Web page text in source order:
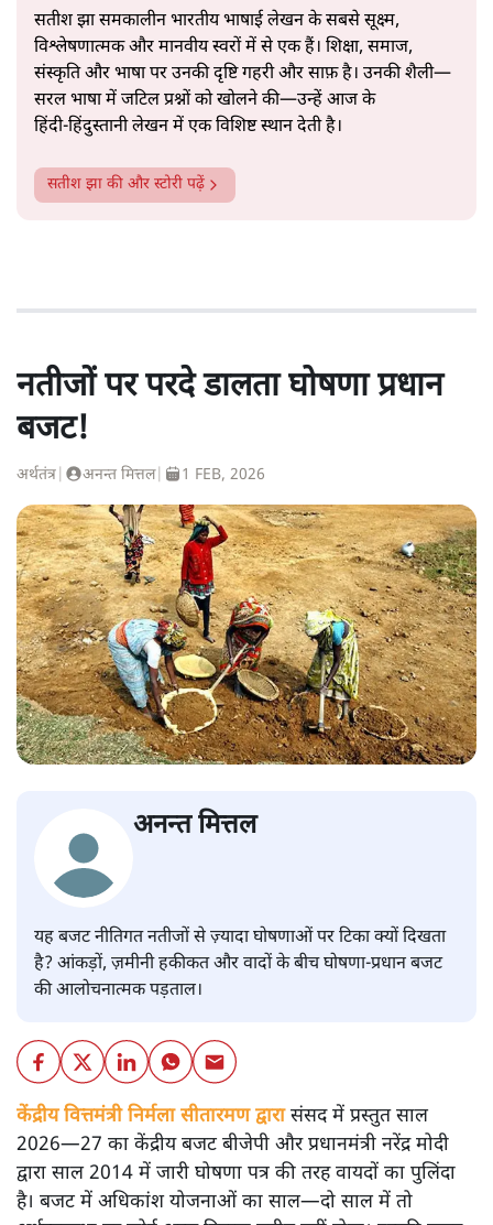
सतीश झा समकालीन भारतीय भाषाई लेखन के सबसे सूक्ष्म,
विश्लेषणात्मक और मानवीय स्वरों में से एक हैं। शिक्षा, समाज,
संस्कृति और भाषा पर उनकी दृष्टि गहरी और साफ़ है। उनकी शैली—
सरल भाषा में जटिल प्रश्नों को खोलने की—उन्हें आज के
हिंदी‑हिंदुस्तानी लेखन में एक विशिष्ट स्थान देती है।
सतीश झा की और स्टोरी पढ़ें
नतीजों पर परदे डालता घोषणा प्रधान
बजट!
अर्थतंत्र अनन्त मित्तल| 1 FEB, 2026
अनन्त मित्तल
यह बजट नीतिगत नतीजों से ज़्यादा घोषणाओं पर टिका क्यों दिखता
है? आंकड़ों, ज़मीनी हकीकत और वादों के बीच घोषणा-प्रधान बजट
की आलोचनात्मक पड़ताल।
केंद्रीय वित्तमंत्री निर्मला सीतारमण द्वारासंसद में प्रस्तुत साल
2026—27 का केंद्रीय बजट बीजेपी और प्रधानमंत्री नरेंद्र मोदी
द्वारा साल 2014 में जारी घोषणा पत्र की तरह वायदों का पुलिंदा
है। बजट में अधिकांश योजनाओं का साल—दो साल में तो